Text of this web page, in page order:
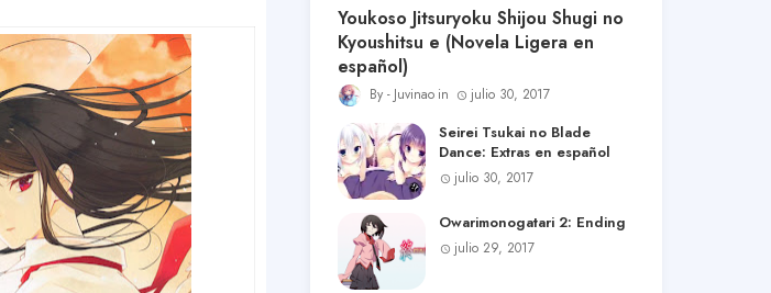
Youkoso Jitsuryoku Shijou Shugi no
Kyoushitsu e (Novela Ligera en
español)
Juvinao julio 30, 2017
Seirei Tsukai no Blade
Dance: Extras en español
julio 30, 2017
Owarimonogatari 2: Ending
julio 29, 2017